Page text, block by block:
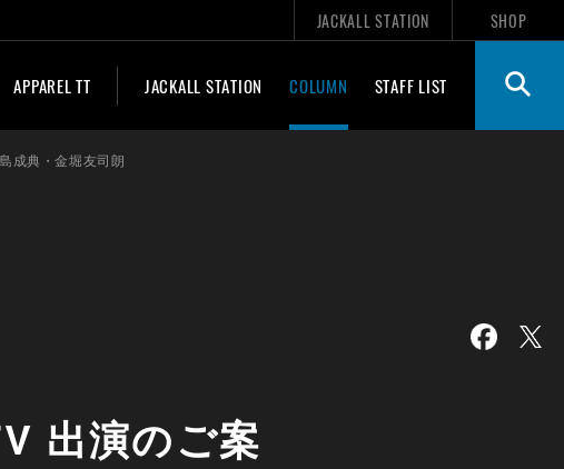
JACKALL STATION SHOP
APPAREL TT JACKALL STATION COLUMN STAFF LIST
成典・金堀友司朗
出演のご案